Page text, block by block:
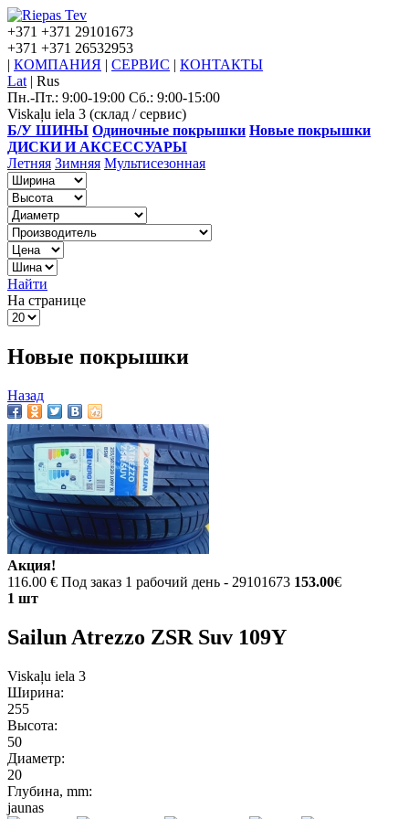
+371 +371 29101673
+371 +371 26532953
| КОМПАНИЯ | СЕРВИС | КОНТАКТЫ
Lat | Rus
Пн.-Пт.: 9:00-19:00 Сб.: 9:00-15:00
Viskaļu iela 3 (склад / сервис)
Б/У ШИНЫ Одиночные покрышки Новые покрышки
ДИСКИ И АКСЕССУАРЫ
Летняя Зимняя Мультисезонная
Найти
На странице
Новые покрышки
Назад
Акция!
116.00 € Под заказ 1 рабочий день - 29101673 153.00€
1 шт
Sailun Atrezzo ZSR Suv 109Y
Viskaļu iela 3
Ширина:
255
Высота:
50
Диаметр:
20
Глубина, mm:
jaunas